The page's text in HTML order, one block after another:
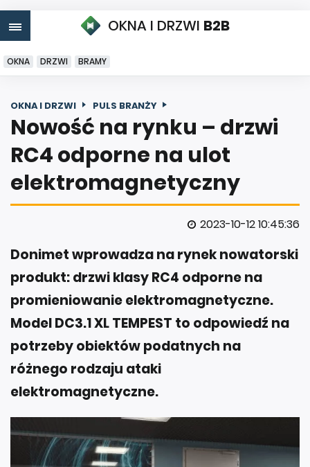
OKNA I DRZWI B2B
OKNA DRZWI BRAMY
OKNA I DRZWI PULS BRANŻY
Nowość na rynku – drzwi
RC4 odporne na ulot
elektromagnetyczny
2023-10-12 10:45:36
Donimet wprowadza na rynek nowatorski
produkt: drzwi klasy RC4 odporne na
promieniowanie elektromagnetyczne.
Model DC3.1 XL TEMPEST to odpowiedź na
potrzeby obiektów podatnych na
różnego rodzaju ataki
elektromagnetyczne.